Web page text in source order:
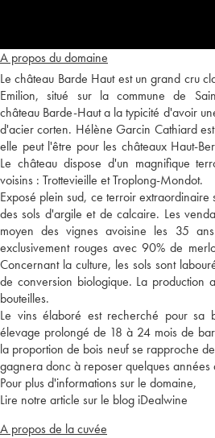
A propos du domaine
Le château Barde Haut est un grand cru
Emilion, situé sur la commune de
château Barde-Haut a la typicité d'avoir
d'acier corten. Hélène Garcin Cathiard
elle peut l'être pour les châteaux Haut-
Le château dispose d'un magnifique
voisins : Trottevieille et Troplong-Mondot.
Exposé plein sud, ce terroir
des sols d'argile et de calcaire. Les
moyen des vignes avoisine les 35
exclusivement rouges avec 90% de
Concernant la culture, les sols sont
de conversion biologique. La production
bouteilles.
Le vins élaboré est recherché pour sa
élevage prolongé de 18 à 24 mois de
la proportion de bois neuf se rapproche
gagnera donc à reposer quelques années
Pour plus d'informations sur le domaine,
Lire notre article sur le blog iDealwine
A propos de la cuvée